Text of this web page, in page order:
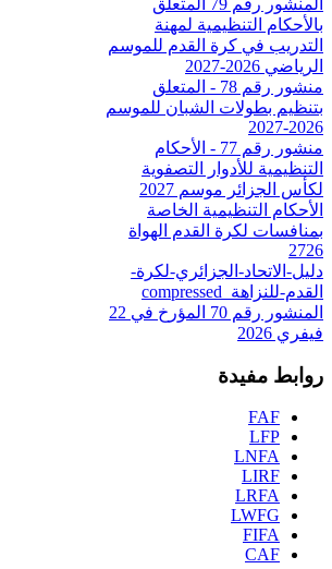
بالأحكام التنظيمية لمهنة
التدريب في كرة القدم للموسم
الرياضي 2026-2027
منشور رقم 78 - المتعلق
بتنظيم بطولات الشبان للموسم
2026-2027
منشور رقم 77 - الأحكام
التنظيمية للأدوار التصفوية
لكأس الجزائر موسم 2027
الأحكام التنظيمية الخاصة
بمنافسات لكرة القدم الهواة
2726
دليل-الاتحاد-الجزائري-لكرة-
القدم-للنزاهة_compressed
المنشور رقم 70 المؤرخ في 22
فيفري 2026
روابط مفيدة
FAF
LFP
LNFA
LIRF
LRFA
LWFG
FIFA
CAF